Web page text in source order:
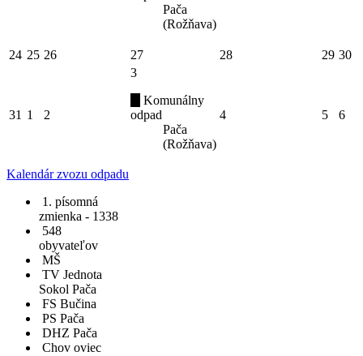
Pača
(Rožňava)
24 25 26 27 28 29 30
31 1 2
3
Komunálny
odpad
Pača
(Rožňava)
4 5 6
Kalendár zvozu odpadu
1. písomná
zmienka - 1338
548
obyvateľov
MŠ
TV Jednota
Sokol Pača
FS Bučina
PS Pača
DHZ Pača
Chov oviec